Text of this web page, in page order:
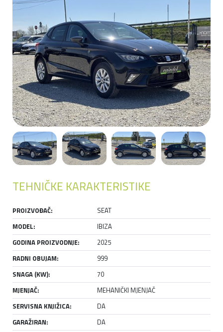
TEHNIČKE KARAKTERISTIKE
PROIZVOĐAČ:
SEAT
MODEL:
IBIZA
GODINA PROIZVODNJE:
2025
RADNI OBUJAM:
999
SNAGA (KW):
70
MJENJAČ:
MEHANIČKI MJENJAČ
SERVISNA KNJIŽICA:
DA
GARAŽIRAN:
DA